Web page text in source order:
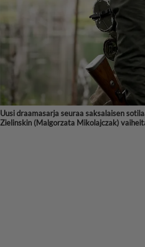
Uusi draamasarja seuraa saksalaisen
Zielinskin (Malgorzata Mikolajczak)